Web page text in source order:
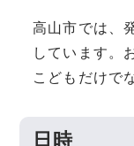
高山市では、
しています。
こどもだけで
日時